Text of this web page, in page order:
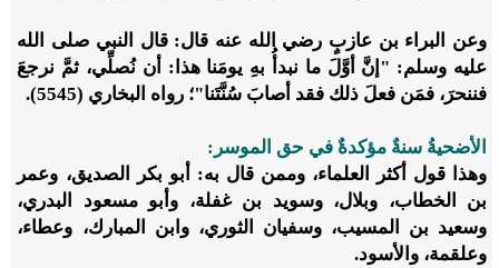
وعن البراء بن عازبٍ رضي الله عنه قال: قال النبي صلى الله
عليه وسلم: "إنَّ أوَّلَ ما نبدأُ بهِ يومَنا هذا: أن نُصلِّي، ثمَّ نرجعَ
فننحرَ، فمَن فعلَ ذلك فقد أصابَ سُنَّتَنا"؛ رواه البخاري (5545).
الأضحيةُ سنةٌ مؤكدةٌ في حق الموسر:
وهذا قول أكثر العلماء، وممن قال به: أبو بكر الصديق، وعمر
بن الخطاب، وبلال، وسويد بن غفلة، وأبو مسعود البدري،
وسعيد بن المسيب، وسفيان الثوري، وابن المبارك، وعطاء،
وعلقمة، والأسود.